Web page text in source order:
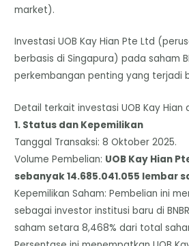
market).
Investasi UOB Kay Hian Pte Ltd
berbasis di Singapura) pada saham
perkembangan penting yang terjadi
Detail terkait investasi UOB Kay Hian
​1. Status dan Kepemilikan
​Tanggal Transaksi: 8 Oktober 2025.
​Volume Pembelian: UOB Kay Hian
sebanyak 14.685.041.055 lembar
​Kepemilikan Saham: Pembelian ini
sebagai investor institusi baru di
saham setara 8,468% dari total